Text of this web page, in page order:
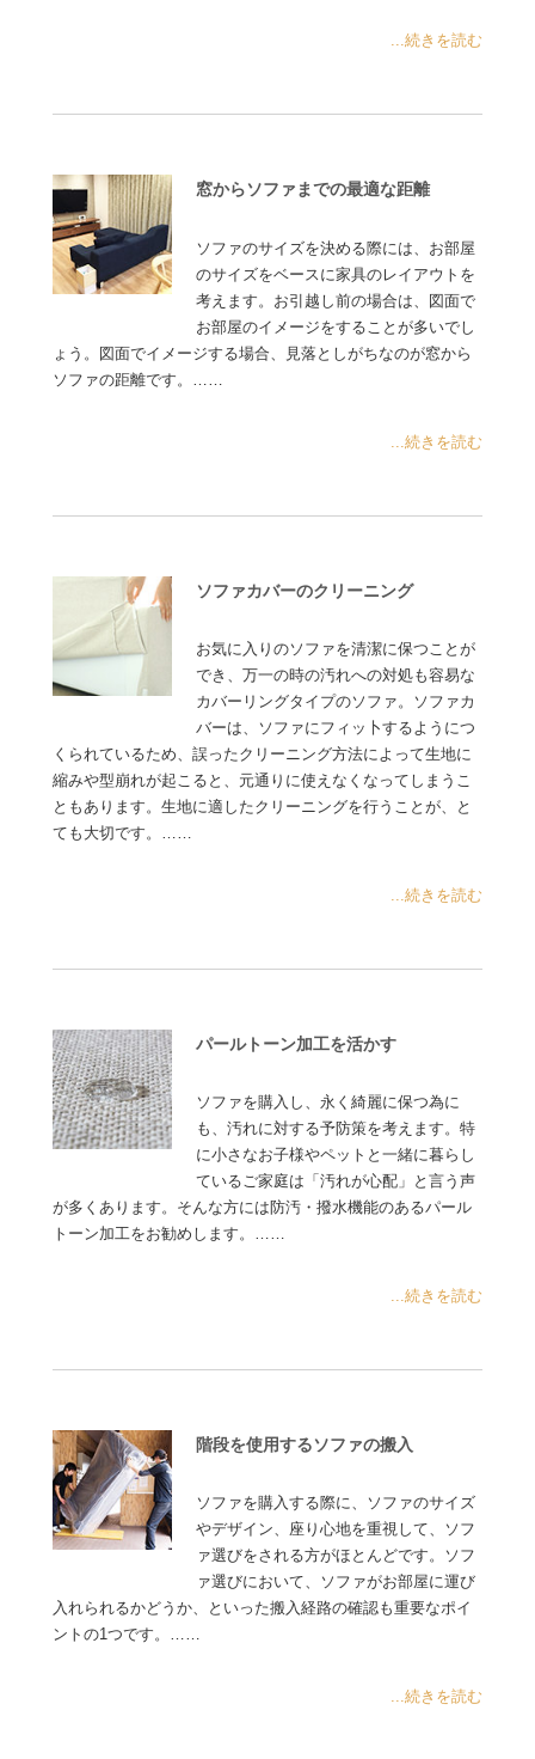
...続きを読む
窓からソファまでの最適な距離
ソファのサイズを決める際には、お部屋
のサイズをベースに家具のレイアウトを
考えます。お引越し前の場合は、図面で
お部屋のイメージをすることが多いでし
ょう。図面でイメージする場合、見落としがちなのが窓から
ソファの距離です。……
...続きを読む
ソファカバーのクリーニング
お気に入りのソファを清潔に保つことが
でき、万一の時の汚れへの対処も容易な
カバーリングタイプのソファ。ソファカ
バーは、ソファにフィッ卜するようにつ
くられているため、誤ったクリーニング方法によって生地に
縮みや型崩れが起こると、元通りに使えなくなってしまうこ
ともあります。生地に適したクリーニングを行うことが、と
ても大切です。……
...続きを読む
パールトーン加工を活かす
ソファを購入し、永く綺麗に保つ為に
も、汚れに対する予防策を考えます。特
に小さなお子様やペットと一緒に暮らし
ているご家庭は「汚れが心配」と言う声
が多くあります。そんな方には防汚・撥水機能のあるパール
トーン加工をお勧めします。……
...続きを読む
階段を使用するソファの搬入
ソファを購入する際に、ソファのサイズ
やデザイン、座り心地を重視して、ソフ
ァ選びをされる方がほとんどです。ソフ
ァ選びにおいて、ソファがお部屋に運び
入れられるかどうか、といった搬入経路の確認も重要なポイ
ントの1つです。……
...続きを読む